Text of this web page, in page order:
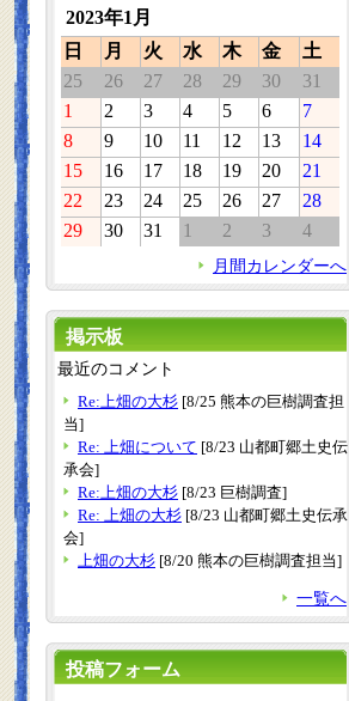
2023年1月
日
月 火 水 木 金
土
25
26 27 28 29 30
31
1
2 3 4 5 6
7
8
9 10 11 12 13
14
15
16 17 18 19 20
21
22
23 24 25 26 27
28
29
30 31 1 2 3 4
月間カレンダーへ
掲示板
最近のコメント
Re:上畑の大杉 [8/25 熊本の巨樹調査担
当]
Re: 上畑について [8/23 山都町郷土史伝
承会]
Re:上畑の大杉 [8/23 巨樹調査]
Re: 上畑の大杉 [8/23 山都町郷土史伝承
会]
上畑の大杉 [8/20 熊本の巨樹調査担当]
一覧へ
投稿フォーム